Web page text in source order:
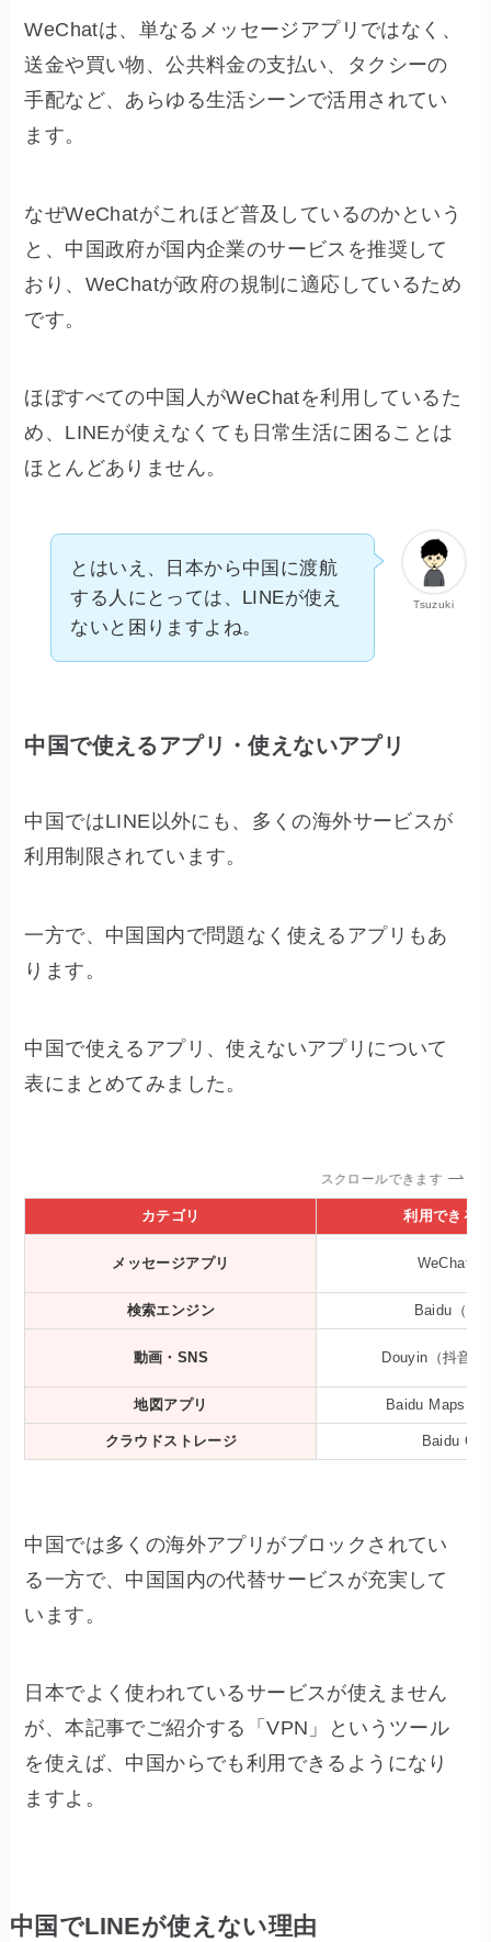
WeChatは、単なるメッセージアプリではなく、
送金や買い物、公共料金の支払い、タクシーの
手配など、あらゆる生活シーンで活用されてい
ます。
なぜWeChatがこれほど普及しているのかという
と、中国政府が国内企業のサービスを推奨して
おり、WeChatが政府の規制に適応しているため
です。
ほぼすべての中国人がWeChatを利用しているた
め、LINEが使えなくても日常生活に困ることは
ほとんどありません。
Tsuzuki
とはいえ、日本から中国に渡航
する人にとっては、LINEが使え
ないと困りますよね。
中国で使えるアプリ・使えないアプリ
中国ではLINE以外にも、多くの海外サービスが
利用制限されています。
一方で、中国国内で問題なく使えるアプリもあ
ります。
中国で使えるアプリ、使えないアプリについて
表にまとめてみました。
スクロールできます
カテゴリ 利用できる
メッセージアプリ WeChat、
検索エンジン Baidu（百
動画・SNS Douyin（抖音）
地図アプリ Baidu Maps、
クラウドストレージ Baidu
中国では多くの海外アプリがブロックされてい
る一方で、中国国内の代替サービスが充実して
います。
日本でよく使われているサービスが使えません
が、本記事でご紹介する「VPN」というツール
を使えば、中国からでも利用できるようになり
ますよ。
中国でLINEが使えない理由